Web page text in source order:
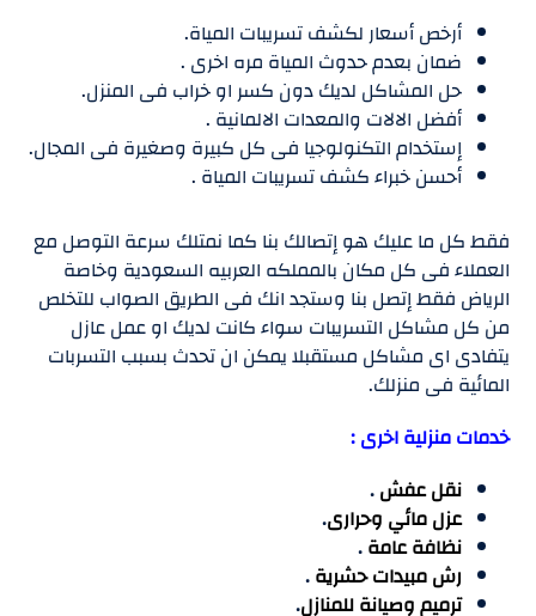
أرخص أسعار لكشف تسريبات المياة.
ضمان بعدم حدوث المياة مره اخرى .
حل المشاكل لديك دون كسر او خراب فى المنزل.
أفضل الالات والمعدات الالمانية .
إستخدام التكنولوجيا فى كل كبيرة وصغيرة فى المجال.
أحسن خبراء كشف تسريبات المياة .
فقط كل ما عليك هو إتصالك بنا كما نمتلك سرعة التوصل مع
العملاء فى كل مكان بالمملكه العربيه السعودية وخاصة
الرياض فقط إتصل بنا وستجد انك فى الطريق الصواب للتخلص
من كل مشاكل التسريبات سواء كانت لديك او عمل عازل
يتفادى اى مشاكل مستقبلا يمكن ان تحدث بسبب التسربات
المائية فى منزلك.
خدمات منزلية اخرى :
نقل عفش.
عزل مائي وحرارى.
نظافة عامة.
رش مبيدات حشرية.
ترميم وصيانة للمنازل.